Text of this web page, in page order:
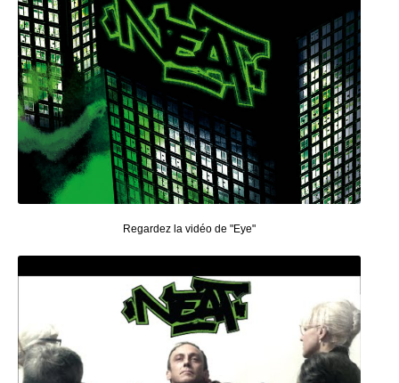
Regardez la vidéo de "Eye"